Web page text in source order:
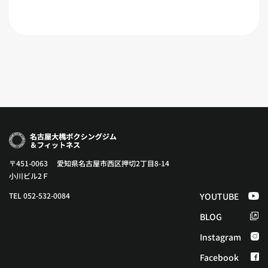
〒451-0063 愛知県名古屋市西区押切2丁目8-14
小川ビル2Ｆ
TEL 052-532-0084
YOUTUBE
BLOG
Instagram
Facebook